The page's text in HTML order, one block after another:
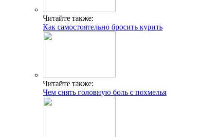
Читайте также:
Как самостоятельно бросить курить
Читайте также:
Чем снять головную боль с похмелья